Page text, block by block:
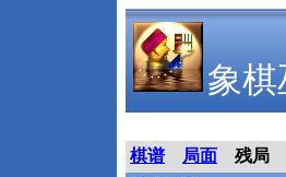
象
棋谱 局面
残局